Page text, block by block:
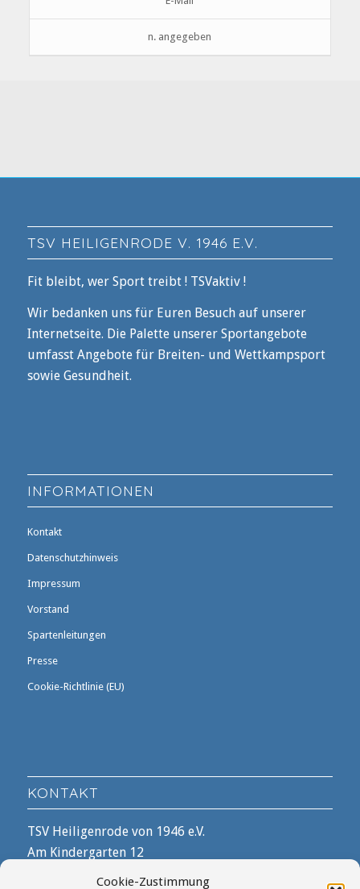
Cookie-Zustimmung
n. angegeben
TSV HEILIGENRODE V. 1946 E.V.
Fit bleibt, wer Sport treibt ! TSVaktiv !
Wir bedanken uns für Euren Besuch auf unserer
Internetseite. Die Palette unserer Sportangebote
umfasst Angebote für Breiten- und Wettkampsport
sowie Gesundheit.
INFORMATIONEN
Kontakt
Datenschutzhinweis
Impressum
Vorstand
Spartenleitungen
Presse
Cookie-Richtlinie (EU)
KONTAKT
TSV Heiligenrode von 1946 e.V.
Am Kindergarten 12